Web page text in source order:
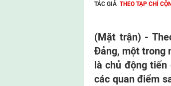
TÁC GIẢ THEO TẠP CHÍ
(Mặt trận) -
Đảng, một trong
là chủ động tiến
các quan điểm